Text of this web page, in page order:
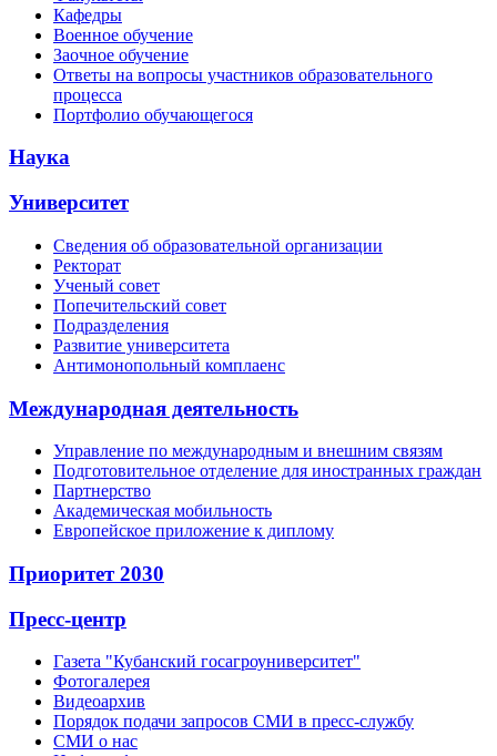
Кафедры
Военное обучение
Заочное обучение
Ответы на вопросы участников образовательного
процесса
Портфолио обучающегося
Наука
Университет
Сведения об образовательной организации
Ректорат
Ученый совет
Попечительский совет
Подразделения
Развитие университета
Антимонопольный комплаенс
Международная деятельность
Управление по международным и внешним связям
Подготовительное отделение для иностранных граждан
Партнерство
Академическая мобильность
Европейское приложение к диплому
Приоритет 2030
Пресс-центр
Газета "Кубанский госагроуниверситет"
Фотогалерея
Видеоархив
Порядок подачи запросов СМИ в пресс-службу
СМИ о нас